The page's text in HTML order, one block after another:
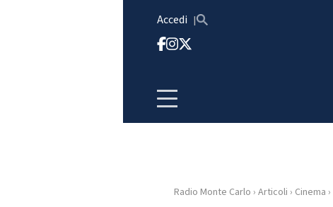
Accedi
HOMERadio Monte Carlo › Articoli › Cinema ›